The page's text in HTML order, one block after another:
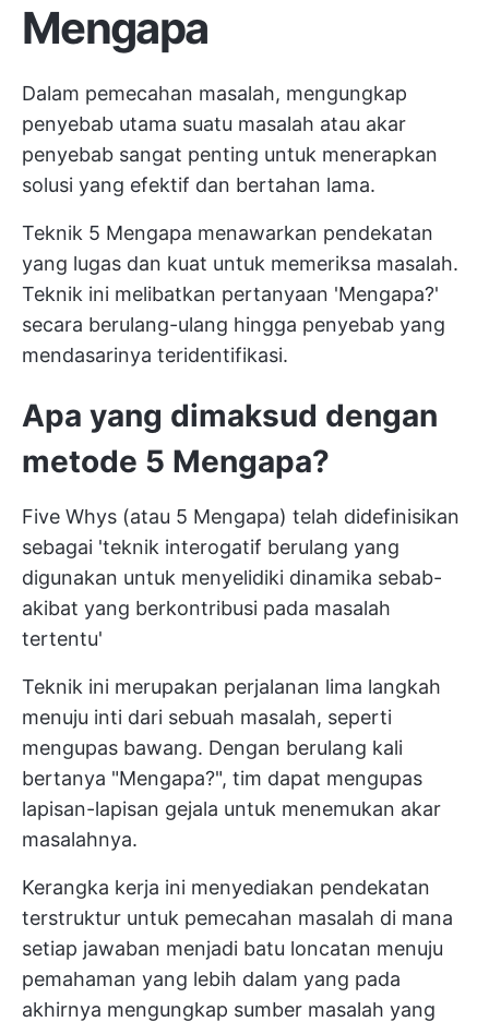
Mengapa
Dalam pemecahan masalah, mengungkap
penyebab utama suatu masalah atau akar
penyebab sangat penting untuk menerapkan
solusi yang efektif dan bertahan lama.
Teknik 5 Mengapa menawarkan pendekatan
yang lugas dan kuat untuk memeriksa masalah.
Teknik ini melibatkan pertanyaan 'Mengapa?'
secara berulang-ulang hingga penyebab yang
mendasarinya teridentifikasi.
Apa yang dimaksud dengan
metode 5 Mengapa?
Five Whys (atau 5 Mengapa) telah didefinisikan
sebagai 'teknik interogatif berulang yang
digunakan untuk menyelidiki dinamika sebab-
akibat yang berkontribusi pada masalah
tertentu'
Teknik ini merupakan perjalanan lima langkah
menuju inti dari sebuah masalah, seperti
mengupas bawang. Dengan berulang kali
bertanya "Mengapa?", tim dapat mengupas
lapisan-lapisan gejala untuk menemukan akar
masalahnya.
Kerangka kerja ini menyediakan pendekatan
terstruktur untuk pemecahan masalah di mana
setiap jawaban menjadi batu loncatan menuju
pemahaman yang lebih dalam yang pada
akhirnya mengungkap sumber masalah yang